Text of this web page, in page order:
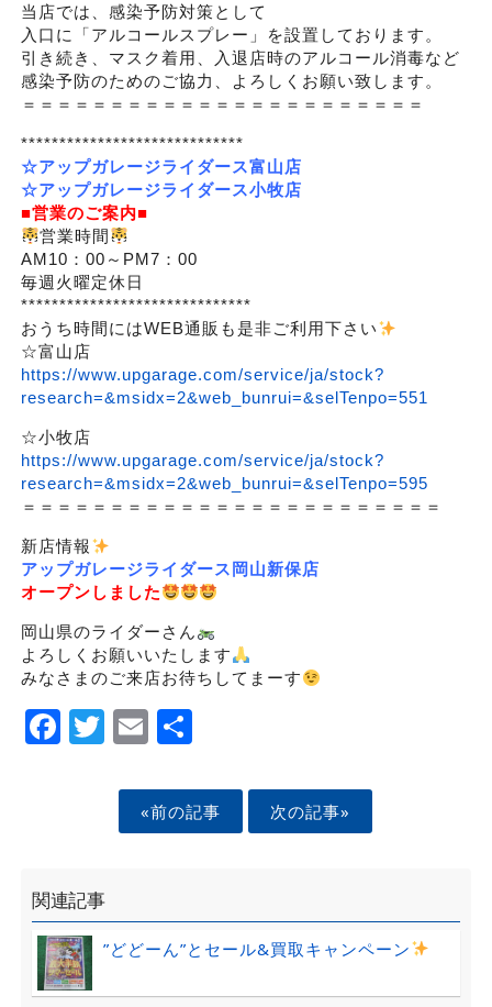
当店では、感染予防対策として
入口に「アルコールスプレー」を設置しております。
引き続き、マスク着用、入退店時のアルコール消毒など
感染予防のためのご協力、よろしくお願い致します。
＝＝＝＝＝＝＝＝＝＝＝＝＝＝＝＝＝＝＝＝＝＝＝
*****************************
☆アップガレージライダース富山店
☆アップガレージライダース小牧店
■営業のご案内■
営業時間
AM10：00～PM7：00
毎週火曜定休日
******************************
おうち時間にはWEB通販も是非ご利用下さい
☆富山店
https://www.upgarage.com/service/ja/stock?
research=&msidx=2&web_bunrui=&selTenpo=551
☆小牧店
https://www.upgarage.com/service/ja/stock?
research=&msidx=2&web_bunrui=&selTenpo=595
＝＝＝＝＝＝＝＝＝＝＝＝＝＝＝＝＝＝＝＝＝＝＝＝
新店情報
アップガレージライダース岡山新保店
オープンしました
岡山県のライダーさん
よろしくお願いいたします
みなさまのご来店お待ちしてまーす
Facebook
Twitter
EmailShare
«前の記事 次の記事»
関連記事
”どどーん”とセール&買取キャンペーン